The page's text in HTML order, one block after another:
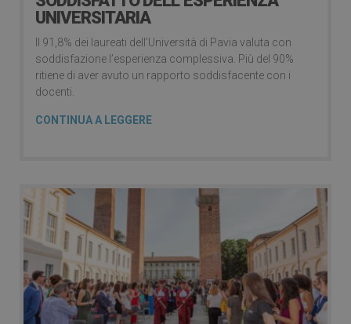
UNIVERSITARIA
Il 91,8% dei laureati dell’Università di Pavia valuta con
soddisfazione l’esperienza complessiva. Più del 90%
ritiene di aver avuto un rapporto soddisfacente con i
docenti.
CONTINUA A LEGGERE